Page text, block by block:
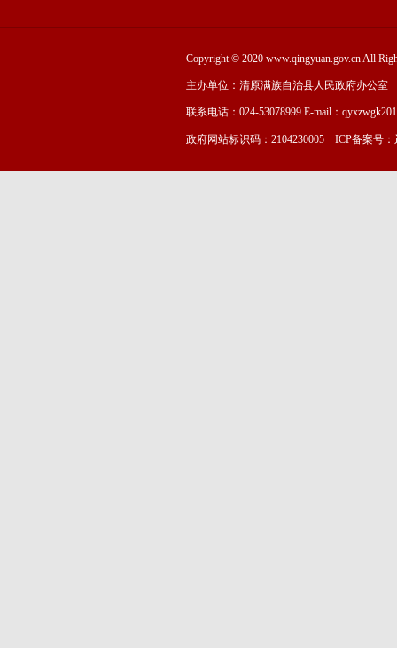
Copyright © 2020 www.qingyuan.gov.cn All
主办单位：清原满族自治县人民政府办公室
联系电话：024-53078999 E-mail：
政府网站标识码：2104230005 ICP备案号：